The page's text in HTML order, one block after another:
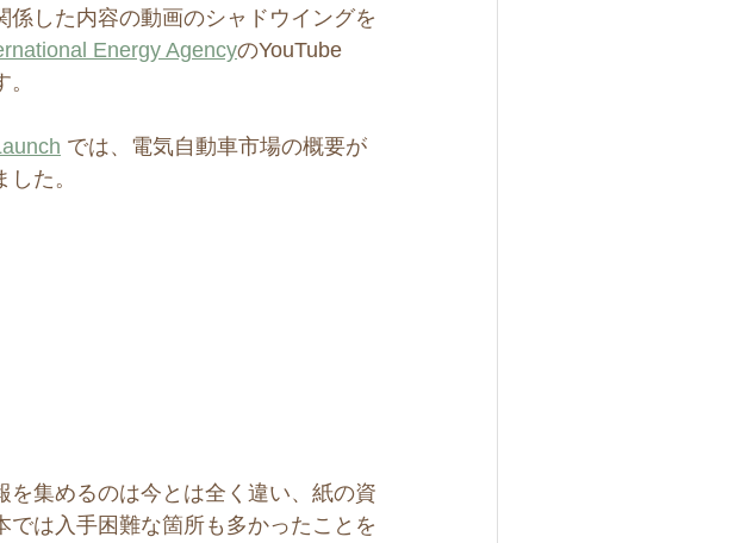
した内容の動画のシャドウイングを
Energy AgencyのYouTube
では、電気自動車市場の概要が
た。
集めるのは今とは全く違い、紙の資
は入手困難な箇所も多かったことを